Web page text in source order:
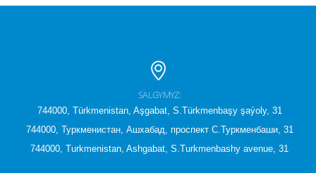
SALGYMYZ:
744000, Türkmenistan, Aşgabat, S.Türkmenbaşy şaýoly, 31
744000, Туркменистан, Ашхабад, проспект С.Туркменбаши, 31
744000, Turkmenistan, Ashgabat, S.Turkmenbashy avenue, 31